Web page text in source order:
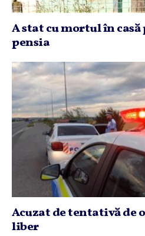
A stat cu mortul în
pensia
Acuzat de tentativă de
liber